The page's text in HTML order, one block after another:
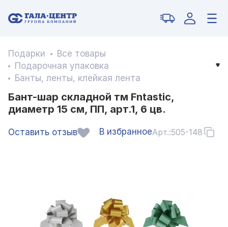
Подарки
Все товары
Подарочная упаковка
Банты, ленты, клейкая лента
Бант-шар складной тм Fntastic,
диаметр 15 см, ПП, арт.1, 6 цв.
Оставить отзыв В избранноеАрт.:505-148